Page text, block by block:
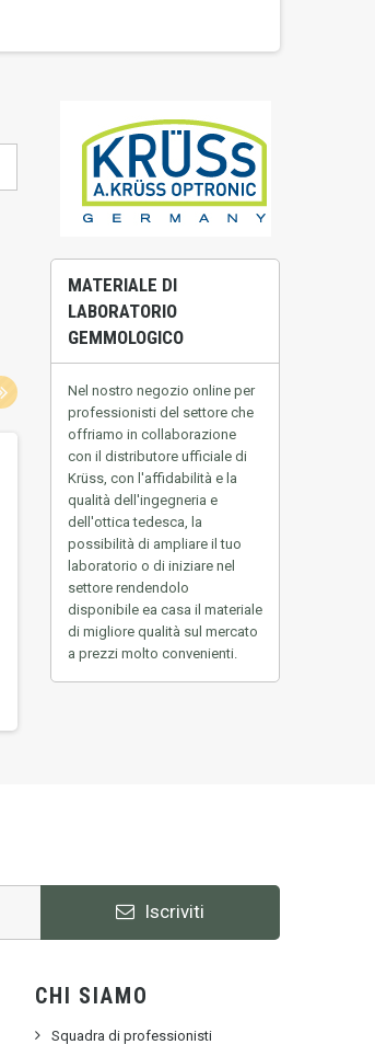
MATERIALE DI
LABORATORIO
GEMMOLOGICO
Nel nostro negozio online per
professionisti del settore che
offriamo in collaborazione
con il distributore ufficiale di
Krüss, con l'affidabilità e la
qualità dell'ingegneria e
dell'ottica tedesca, la
possibilità di ampliare il tuo
laboratorio o di iniziare nel
settore rendendolo
disponibile ea casa il materiale
di migliore qualità sul mercato
a prezzi molto convenienti.
Iscriviti
CHI SIAMO
Squadra di professionisti